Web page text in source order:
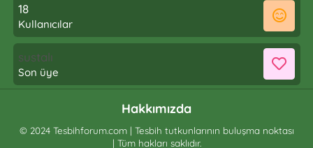
18
Kullanıcılar
sustalı
Son üye
Hakkımızda
© 2024 Tesbihforum.com | Tesbih tutkunlarının buluşma noktası
| Tüm hakları saklıdır.